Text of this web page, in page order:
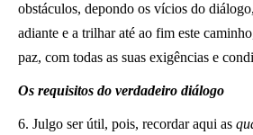
obstáculos, depondo os vícios do
adiante e a trilhar até ao fim este
paz, com todas as suas exigências e
Os requisitos do verdadeiro diálogo
6. Julgo ser útil, pois, recordar aqui as